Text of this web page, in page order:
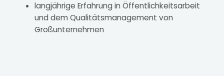
langjährige Erfahrung in Öffentlichkeitsarbeit
und dem Qualitätsmanagement von
Großunternehmen